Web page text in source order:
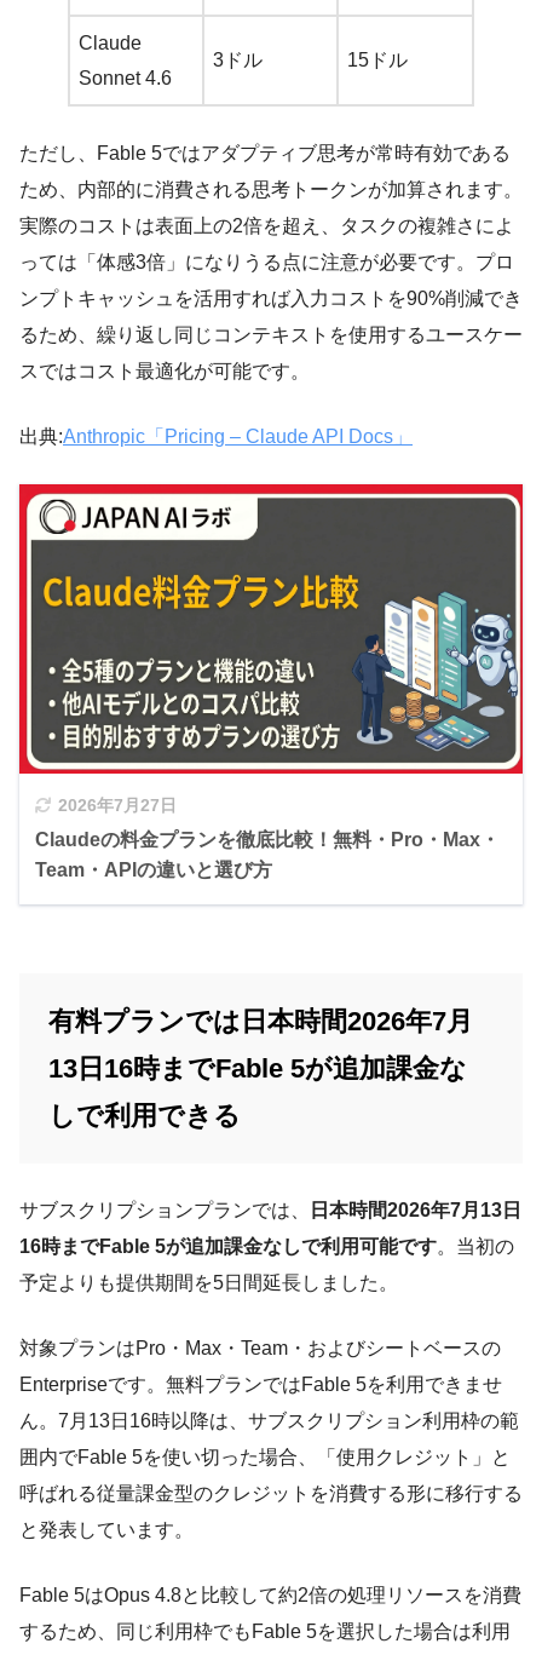
Claude
Sonnet 4.6
3ドル 15ドル
ただし、Fable 5ではアダプティブ思考が常時有効である
ため、内部的に消費される思考トークンが加算されます。
実際のコストは表面上の2倍を超え、タスクの複雑さによ
っては「体感3倍」になりうる点に注意が必要です。プロ
ンプトキャッシュを活用すれば入力コストを90%削減でき
るため、繰り返し同じコンテキストを使用するユースケー
スではコスト最適化が可能です。
出典:Anthropic「Pricing – Claude API Docs」
2026年7月27日
Claudeの料金プランを徹底比較！無料・Pro・Max・
Team・APIの違いと選び方
有料プランでは日本時間2026年7月
13日16時までFable 5が追加課金な
しで利用できる
サブスクリプションプランでは、
日本時間2026年7月13日
16時までFable 5が追加課金なしで利用可能です。当初の
予定よりも提供期間を5日間延長しました。
対象プランはPro・Max・Team・およびシートベースの
Enterpriseです。無料プランではFable 5を利用できませ
ん。7月13日16時以降は、サブスクリプション利用枠の範
囲内でFable 5を使い切った場合、「使用クレジット」と
呼ばれる従量課金型のクレジットを消費する形に移行する
と発表しています。
Fable 5はOpus 4.8と比較して約2倍の処理リソースを消費
するため、同じ利用枠でもFable 5を選択した場合は利用